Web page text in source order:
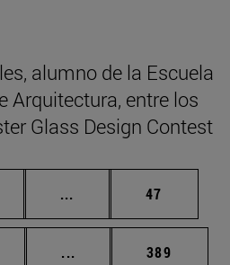
alumno de la Escuela
Arquitectura, entre los
Glass Design Contest
... Páginas intermedias
Página
47
... Páginas intermedias
Página
389